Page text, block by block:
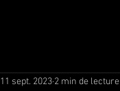
11 sept. 2023 2 min de lecture